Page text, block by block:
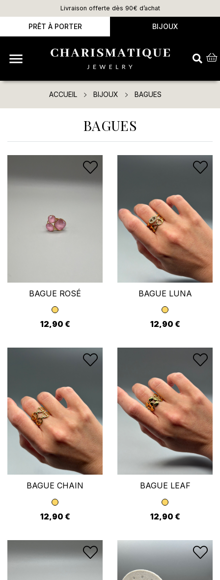
Livraison offerte dès 90€ d’achat
PRÊT À PORTER BIJOUX

ACCUEIL BIJOUX BAGUES
BAGUES
BAGUE ROSÉ
12,90 €
BAGUE LUNA
12,90 €
BAGUE CHAIN
12,90 €
BAGUE LEAF
12,90 €